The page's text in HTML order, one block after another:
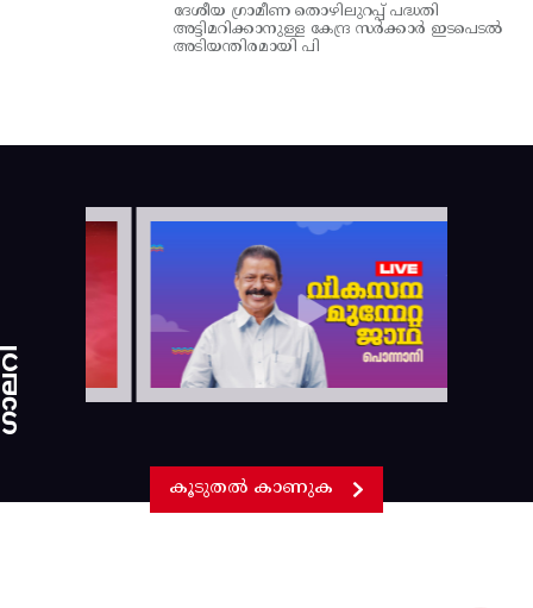
ദേശീയ ഗ്രാമീണ തൊഴിലുറപ്പ്‌ പദ്ധതി
അട്ടിമറിക്കാനുള്ള കേന്ദ്ര സര്‍ക്കാര്‍ ഇടപെടല്‍
അടിയന്തിരമായി പി
കൂടുതൽ കാണുക